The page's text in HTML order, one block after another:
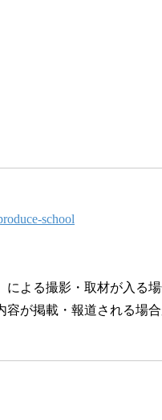
school
よる撮影・取材が入る
が掲載・報道される場